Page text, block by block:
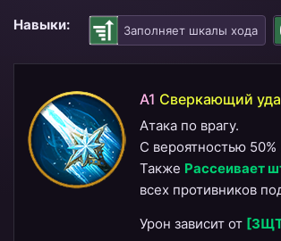
Навыки: Заполняет шкалы хода
A1 Сверкающий
Атака по врагу.
С вероятностью 50%
Также Рассеивает
всех противников
Урон зависит от